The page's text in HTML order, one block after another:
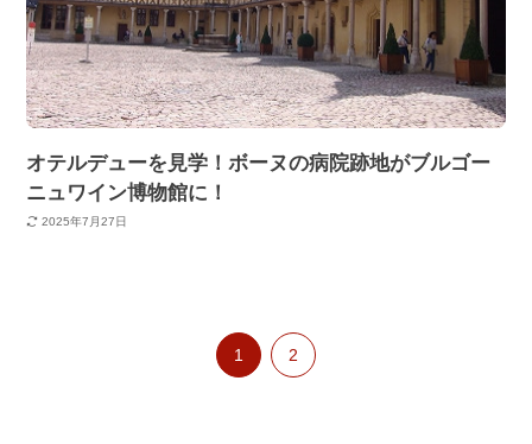
オテルデューを見学！ボーヌの病院跡地がブルゴー
ニュワイン博物館に！
2025年7月27日
1 2